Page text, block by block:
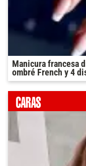
Manicura francesa
ombré French y 4